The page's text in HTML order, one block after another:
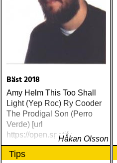
Bäst 2018
Amy Helm This Too Shall
Light (Yep Roc) Ry Cooder
The Prodigal Son (Perro
Verde) [url
https://open.spotifyHåkan Olsson
Tips